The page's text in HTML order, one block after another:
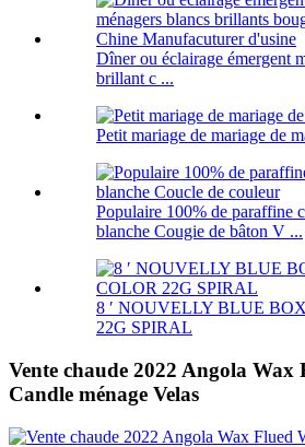
Dîner ou éclairage émergent
brillant c ...
Petit mariage de mariage de
Populaire 100% de paraffine
blanche Cougie de bâton V ...
8 ′ NOUVELLY BLUE
22G SPIRAL
Vente chaude 2022 Angola Wax
Candle ménage Velas